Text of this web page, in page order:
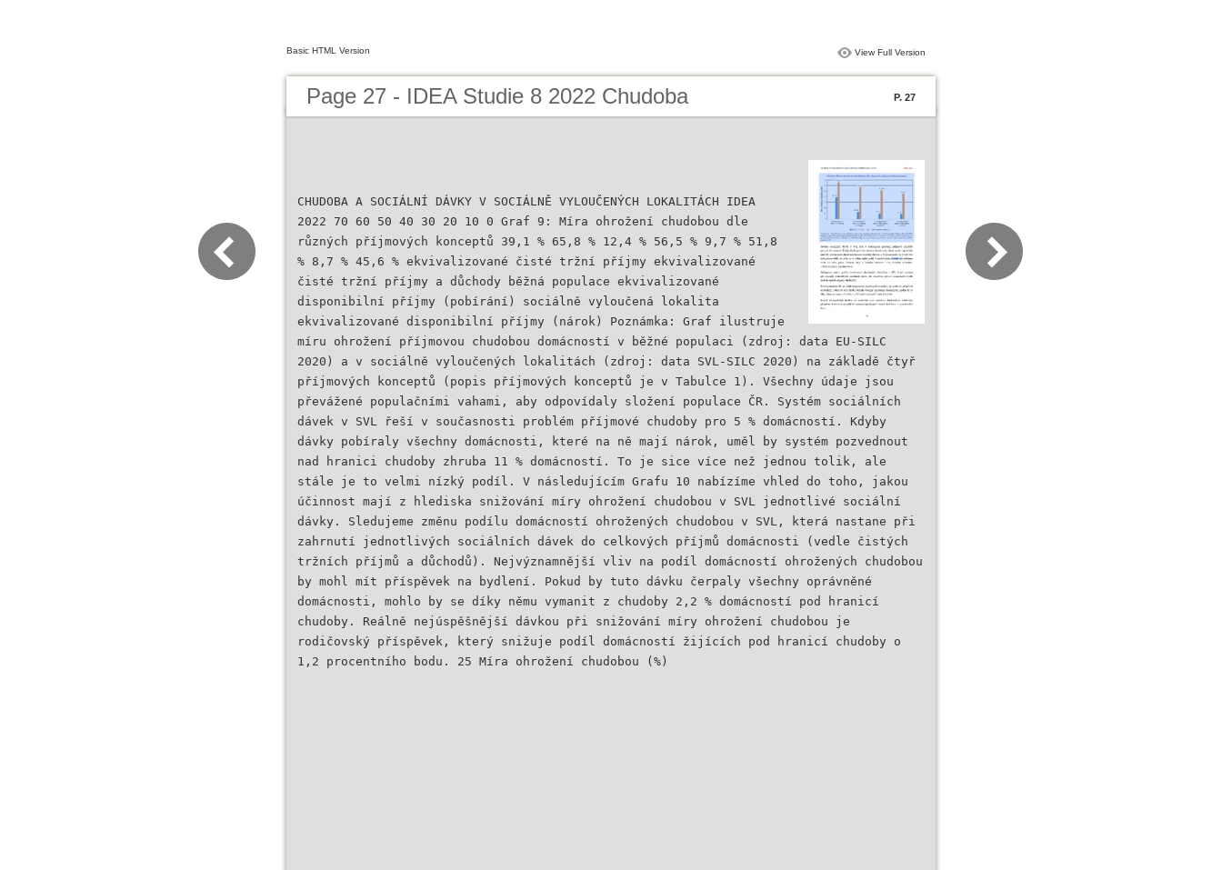
Basic HTML Version View Full Version
Page 27 - IDEA Studie 8 2022 Chudoba P. 27
CHUDOBA A SOCIÁLNÍ DÁVKY V SOCIÁLNĚ VYLOUČENÝCH LOKALITÁCH IDEA
2022 70 60 50 40 30 20 10 0 Graf 9: Míra ohrožení chudobou dle
různých příjmových konceptů 39,1 % 65,8 % 12,4 % 56,5 % 9,7 % 51,8
% 8,7 % 45,6 % ekvivalizované čisté tržní příjmy ekvivalizované
čisté tržní příjmy a důchody běžná populace ekvivalizované
disponibilní příjmy (pobírání) sociálně vyloučená lokalita
ekvivalizované disponibilní příjmy (nárok) Poznámka: Graf ilustruje
míru ohrožení příjmovou chudobou domácností v běžné populaci (zdroj: data EU-SILC
2020) a v sociálně vyloučených lokalitách (zdroj: data SVL-SILC 2020) na základě čtyř
příjmových konceptů (popis příjmových konceptů je v Tabulce 1). Všechny údaje jsou
převážené populačními vahami, aby odpovídaly složení populace ČR. Systém sociálních
dávek v SVL řeší v současnosti problém příjmové chudoby pro 5 % domácností. Kdyby
dávky pobíraly všechny domácnosti, které na ně mají nárok, uměl by systém pozvednout
nad hranici chudoby zhruba 11 % domácností. To je sice více než jednou tolik, ale
stále je to velmi nízký podíl. V následujícím Grafu 10 nabízíme vhled do toho, jakou
účinnost mají z hlediska snižování míry ohrožení chudobou v SVL jednotlivé sociální
dávky. Sledujeme změnu podílu domácností ohrožených chudobou v SVL, která nastane při
zahrnutí jednotlivých sociálních dávek do celkových příjmů domácnosti (vedle čistých
tržních příjmů a důchodů). Nejvýznamnější vliv na podíl domácností ohrožených chudobou
by mohl mít příspěvek na bydlení. Pokud by tuto dávku čerpaly všechny oprávněné
domácnosti, mohlo by se díky němu vymanit z chudoby 2,2 % domácností pod hranicí
chudoby. Reálně nejúspěšnější dávkou při snižování míry ohrožení chudobou je
rodičovský příspěvek, který snižuje podíl domácností žijících pod hranicí chudoby o
1,2 procentního bodu. 25 Míra ohrožení chudobou (%)